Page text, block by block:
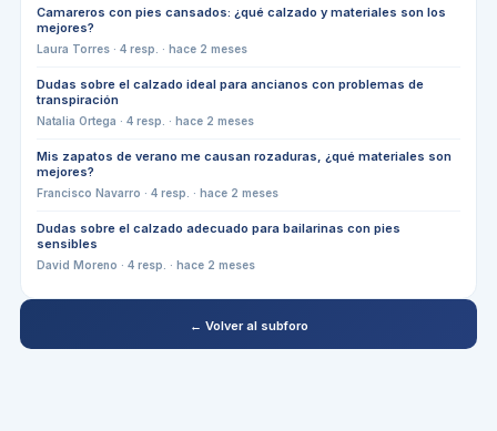
Camareros con pies cansados: ¿qué calzado y materiales son los
mejores?
Laura Torres· 4resp. · hace 2 meses
Dudas sobre el calzado ideal para ancianos con problemas de
transpiración
Natalia Ortega · 4resp. · hace 2 meses
Mis zapatos de verano me causan rozaduras, ¿qué materiales son
mejores?
Francisco Navarro · 4resp. · hace 2 meses
Dudas sobre el calzado adecuado para bailarinas con pies
sensibles
David Moreno · 4resp. · hace 2 meses
← Volver al subforo